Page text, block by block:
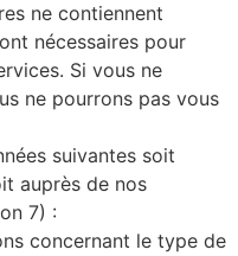
ne contiennent
nécessaires pour
Si vous ne
ne pourrons pas vous
suivantes soit
auprès de nos
7) :
concernant le type de